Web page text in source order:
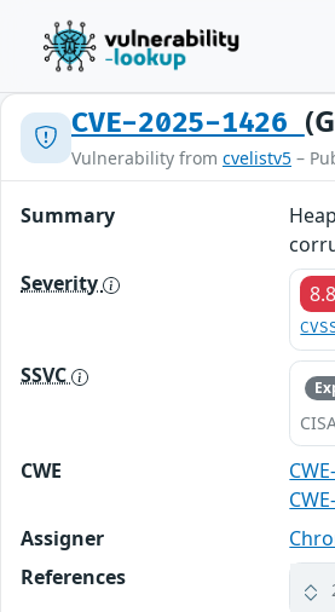
CVE-2025-1426
Vulnerability from cvelistv5 –
Summary
Severity
SSVC
CWE
Assigner
References